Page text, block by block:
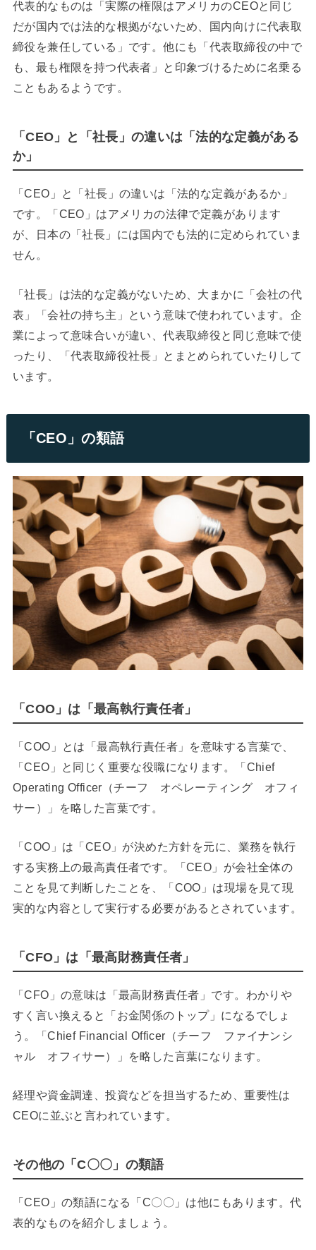
代表的なものは「実際の権限はアメリカのCEOと同じ
だが国内では法的な根拠がないため、国内向けに代表取
締役を兼任している」です。他にも「代表取締役の中で
も、最も権限を持つ代表者」と印象づけるために名乗る
こともあるようです。
「CEO」と「社長」の違いは「法的な定義がある
か」
「CEO」と「社長」の違いは「法的な定義があるか」
です。「CEO」はアメリカの法律で定義があります
が、日本の「社長」には国内でも法的に定められていま
せん。
「社長」は法的な定義がないため、大まかに「会社の代
表」「会社の持ち主」という意味で使われています。企
業によって意味合いが違い、代表取締役と同じ意味で使
ったり、「代表取締役社長」とまとめられていたりして
います。
「CEO」の類語
「COO」は「最高執行責任者」
「COO」とは「最高執行責任者」を意味する言葉で、
「CEO」と同じく重要な役職になります。「Chief
Operating Officer（チーフ オペレーティング オフィ
サー）」を略した言葉です。
「COO」は「CEO」が決めた方針を元に、業務を執行
する実務上の最高責任者です。「CEO」が会社全体の
ことを見て判断したことを、「COO」は現場を見て現
実的な内容として実行する必要があるとされています。
「CFO」は「最高財務責任者」
「CFO」の意味は「最高財務責任者」です。わかりや
すく言い換えると「お金関係のトップ」になるでしょ
う。「Chief Financial Officer（チーフ ファイナンシ
ャル オフィサー）」を略した言葉になります。
経理や資金調達、投資などを担当するため、重要性は
CEOに並ぶと言われています。
その他の「C〇〇」の類語
「CEO」の類語になる「C〇〇」は他にもあります。代
表的なものを紹介しましょう。